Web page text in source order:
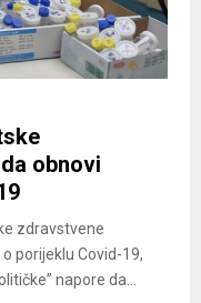
obnovi
zdravstvene
porijeklu Covid-19,
napore da...